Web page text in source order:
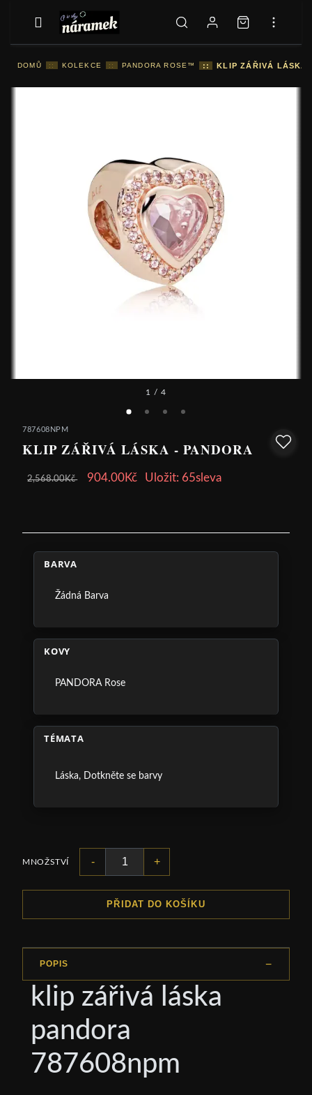
DOMŮ :: KOLEKCE :: PANDORA ROSE™ :: KLIP ZÁŘIVÁ LÁSKA
1 / 4
787608NPM
KLIP ZÁŘIVÁ LÁSKA - PANDORA
2,568.00Kč 904.00Kč Uložit: 65sleva
BARVA
Žádná Barva
KOVY
PANDORA Rose
TÉMATA
Láska, Dotkněte se barvy
MNOŽSTVÍ - +
PŘIDAT DO KOŠÍKU
POPIS
klip zářivá láska
pandora
787608npm